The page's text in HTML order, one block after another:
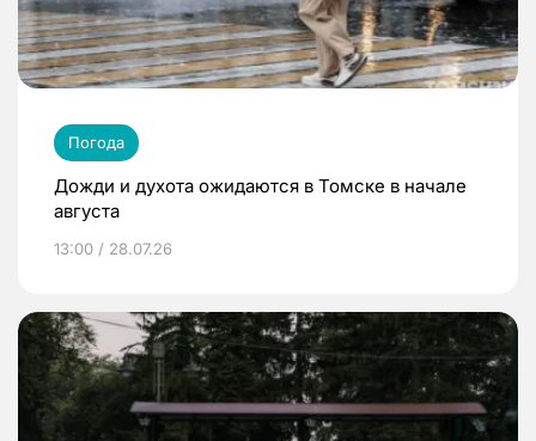
Погода
Дожди и духота ожидаются в Томске в начале
августа
13:00 / 28.07.26